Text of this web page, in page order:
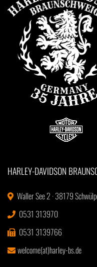
HARLEY-DAVIDSON
Waller See 2 · 38179
0531 313970
0531 3139766
welcome(at)harley-bs.de